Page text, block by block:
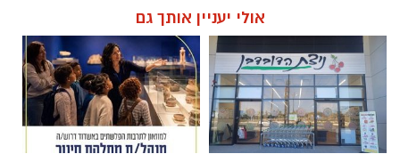
אולי יעניין אותך גם